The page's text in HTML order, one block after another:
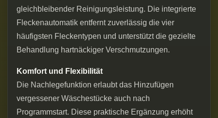
gleichbleibender Reinigungsleistung. Die integrierte
Fleckenautomatik entfernt zuverlässig die vier
häufigsten Fleckentypen und unterstützt die gezielte
Behandlung hartnäckiger Verschmutzungen.
Komfort und Flexibilität
Die Nachlegefunktion erlaubt das Hinzufügen
vergessener Wäschestücke auch nach
Programmstart. Diese praktische Ergänzung erhöht